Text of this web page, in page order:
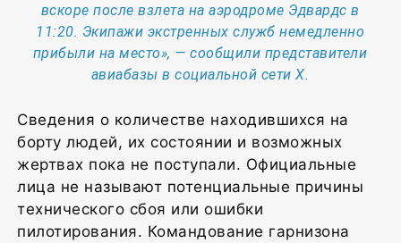
вскоре после взлета на аэродроме Эдвардс в
11:20. Экипажи экстренных служб немедленно
прибыли на место», — сообщили представители
авиабазы в социальной сети X.
Сведения о количестве находившихся на
борту людей, их состоянии и возможных
жертвах пока не поступали. Официальные
лица не называют потенциальные причины
технического сбоя или ошибки
пилотирования. Командование гарнизона